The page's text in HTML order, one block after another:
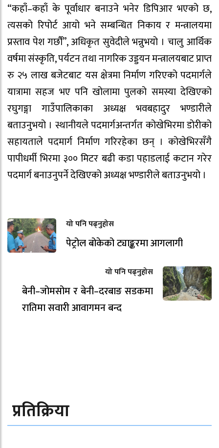
“कहाँ–कहाँ के पूर्वाधार बनाउने भनेर डिपिआर भएको छ,
त्यसको रिपोर्ट आयो भने सम्बन्धित निकाय र मन्त्रालयमा
प्रस्ताव पेश गर्छौं”, अधिकृत सुवेदीले भन्नुभयो । चालु आर्थिक
वर्षमा संस्कृति, पर्यटन तथा नागरिक उड्डयन मन्त्रालयबाट प्राप्त
रु २५ लाख बजेटबाट यस क्षेत्रमा निर्माण गरिएको पदमार्गले
यात्रामा सहज भए पनि खोलामा पुलको समस्या देखिएको
रघुगङ्गा गाउँपालिकाका अध्यक्ष भवबहादुर भण्डारीले
बताउनुभयो । स्थानीयले पदमार्गअन्तर्गत कोखेभिरमा डोरीको
सहायताले पदमार्ग निर्माण गरिरहेका छन् । कोखेभिरसँगै
पापीधर्मी भिरमा ३०० मिटर बढी कडा पहाडलाई कटान गरेर
पदमार्ग बनाउनुपर्ने देखिएको अध्यक्ष भण्डारीले बताउनुभयो ।
यो पनि पढ्नुहोस
पेट्रोल बोकेको ट्याङ्करमा आगलागी
यो पनि पढ्नुहोस
बेनी–जोमसोम र बेनी–दरबाङ सडकमा
रातिमा सवारी आवागमन बन्द
प्रतिक्रिया